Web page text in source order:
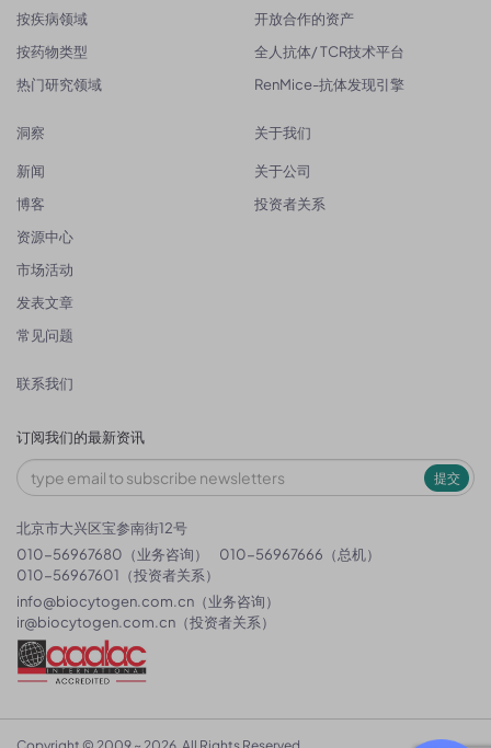
按疾病领域
按药物类型
热门研究领域
开放合作的资产
全人抗体/ TCR技术平台
RenMice-抗体发现引擎
洞察
新闻
博客
资源中心
市场活动
发表文章
常见问题
关于我们
关于公司
投资者关系
联系我们
订阅我们的最新资讯
提交
北京市大兴区宝参南街12号
010-56967680（业务咨询）
010-56967666（总机）
010-56967601（投资者关系）
info@biocytogen.com.cn （业务咨询）
ir@biocytogen.com.cn （投资者关系）